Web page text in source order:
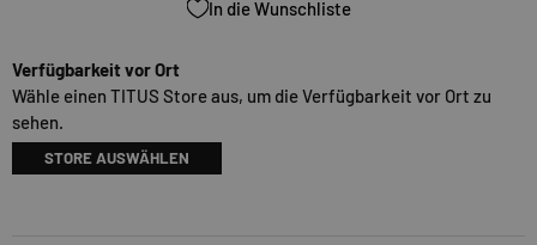
In die Wunschliste
Verfügbarkeit vor Ort
Wähle einen TITUS Store aus, um die Verfügbarkeit vor Ort zu
sehen.
STORE AUSWÄHLEN